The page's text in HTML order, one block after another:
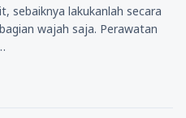
sebaiknya lakukanlah secara
wajah saja. Perawatan